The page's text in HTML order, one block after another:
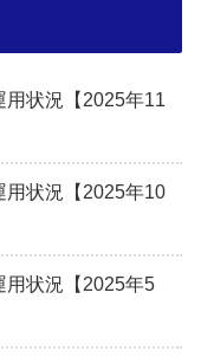
用状況【2025年11
用状況【2025年10
用状況【2025年5